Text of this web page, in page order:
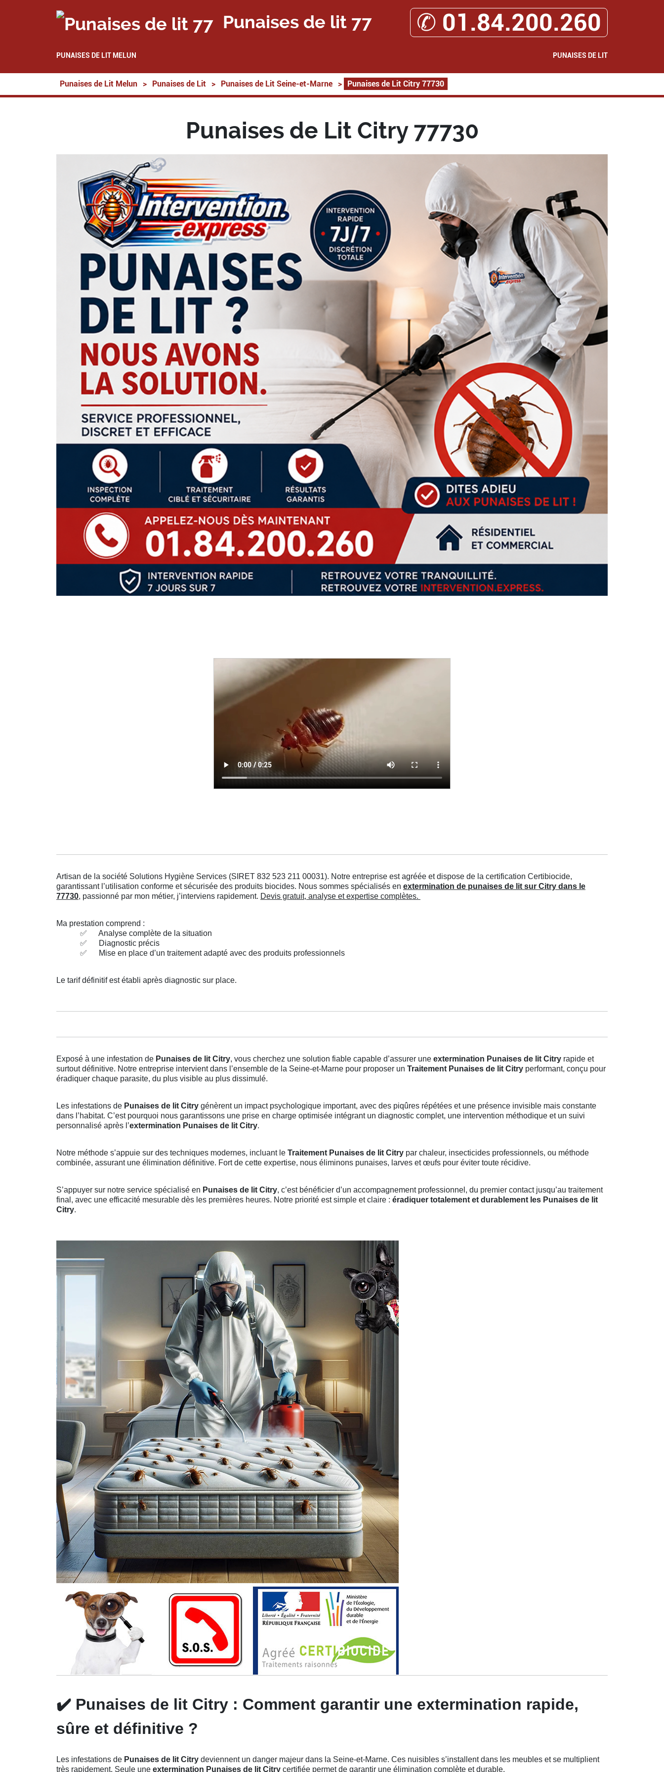
Punaises de lit 77 ✆ 01.84.200.260
PUNAISES DE LIT MELUN PUNAISES DE LIT
Punaises de Lit Melun > Punaises de Lit > Punaises de Lit Seine-et-Marne > Punaises de Lit Citry 77730
Punaises de Lit Citry 77730
Artisan de la société Solutions Hygiène Services (SIRET 832 523 211 00031). Notre entreprise est agréée et dispose de la certification Certibiocide,
garantissant l’utilisation conforme et sécurisée des produits biocides. Nous sommes spécialisés en extermination de punaises de lit sur Citry dans le
77730, passionné par mon métier, j’interviens rapidement. Devis gratuit, analyse et expertise complètes.
Ma prestation comprend :
✅
Analyse complète de la situation
✅
Diagnostic précis
✅
Mise en place d’un traitement adapté avec des produits professionnels
Le tarif définitif est établi après diagnostic sur place.
Exposé à une infestation de Punaises de lit Citry, vous cherchez une solution fiable capable d’assurer une extermination Punaises de lit Citry rapide et
surtout définitive. Notre entreprise intervient dans l’ensemble de la Seine-et-Marne pour proposer un Traitement Punaises de lit Citry performant, conçu pour
éradiquer chaque parasite, du plus visible au plus dissimulé.
Les infestations de Punaises de lit Citry génèrent un impact psychologique important, avec des piqûres répétées et une présence invisible mais constante
dans l’habitat. C’est pourquoi nous garantissons une prise en charge optimisée intégrant un diagnostic complet, une intervention méthodique et un suivi
personnalisé après l’extermination Punaises de lit Citry.
Notre méthode s’appuie sur des techniques modernes, incluant le Traitement Punaises de lit Citry par chaleur, insecticides professionnels, ou méthode
combinée, assurant une élimination définitive. Fort de cette expertise, nous éliminons punaises, larves et œufs pour éviter toute récidive.
S’appuyer sur notre service spécialisé en Punaises de lit Citry, c’est bénéficier d’un accompagnement professionnel, du premier contact jusqu’au traitement
final, avec une efficacité mesurable dès les premières heures. Notre priorité est simple et claire : éradiquer totalement et durablement les Punaises de lit
Citry.
✔️ Punaises de lit Citry : Comment garantir une extermination rapide,
sûre et définitive ?
Les infestations de Punaises de lit Citry deviennent un danger majeur dans la Seine-et-Marne. Ces nuisibles s’installent dans les meubles et se multiplient
très rapidement. Seule une extermination Punaises de lit Citry certifiée permet de garantir une élimination complète et durable.